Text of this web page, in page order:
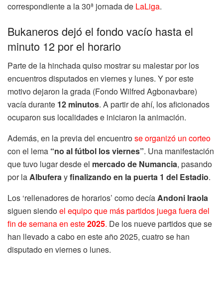
correspondiente a la 30ª jornada de LaLiga.
Bukaneros dejó el fondo vacío hasta el
minuto 12 por el horario
Parte de la hinchada quiso mostrar su malestar por los
encuentros disputados en viernes y lunes. Y por este
motivo dejaron la grada (Fondo Wilfred Agbonavbare)
vacía durante 12 minutos. A partir de ahí, los aficionados
ocuparon sus localidades e iniciaron la animación.
Además, en la previa del encuentrose organizó un corteo
con el lema “no al fútbol los viernes”. Una manifestación
que tuvo lugar desde el mercado de Numancia, pasando
por laAlbuferayfinalizando en la puerta 1 del Estadio.
Los ‘rellenadores de horarios’ como decíaAndoni Iraola
siguen siendoel equipo que más partidos juega fuera del
fin de semana en este2025. De los nueve partidos que se
han llevado a cabo en este año 2025, cuatro se han
disputado en viernes o lunes.